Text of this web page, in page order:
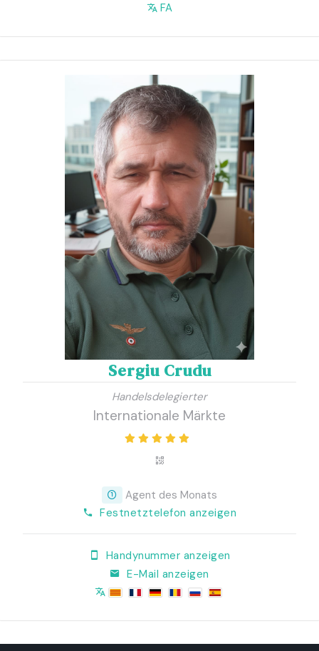
FA
Sergiu Crudu
Handelsdelegierter
Internationale Märkte
Agent des Monats
Festnetztelefon anzeigen
Handynummer anzeigen
E-Mail anzeigen